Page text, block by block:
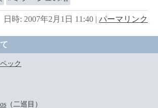
日時: 2007年2月1日 11:40 | パーマリンク
ック
（二巡目）